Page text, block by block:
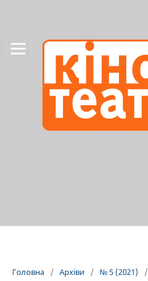
Головна / Архіви / № 5 (2021) /